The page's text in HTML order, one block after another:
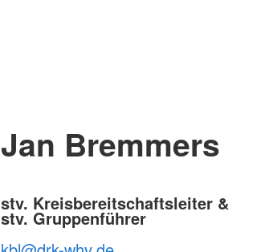
Jan Bremmers
stv. Kreisbereitschaftsleiter &
stv. Gruppenführer